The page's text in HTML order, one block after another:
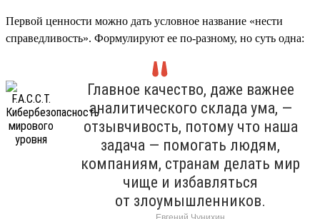
Первой ценности можно дать условное название «нести
справедливость». Формулируют ее по-разному, но суть одна:
Главное качество, даже важнее
аналитического склада ума, —
отзывчивость, потому что наша
задача — помогать людям,
компаниям, странам делать мир
чище и избавляться
от злоумышленников.